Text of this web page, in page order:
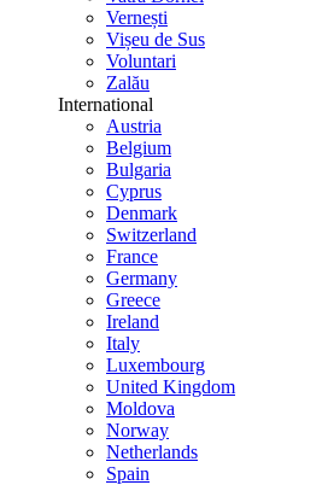
Vernești
Vișeu de Sus
Voluntari
Zalău
International
Austria
Belgium
Bulgaria
Cyprus
Denmark
Switzerland
France
Germany
Greece
Ireland
Italy
Luxembourg
United Kingdom
Moldova
Norway
Netherlands
Spain